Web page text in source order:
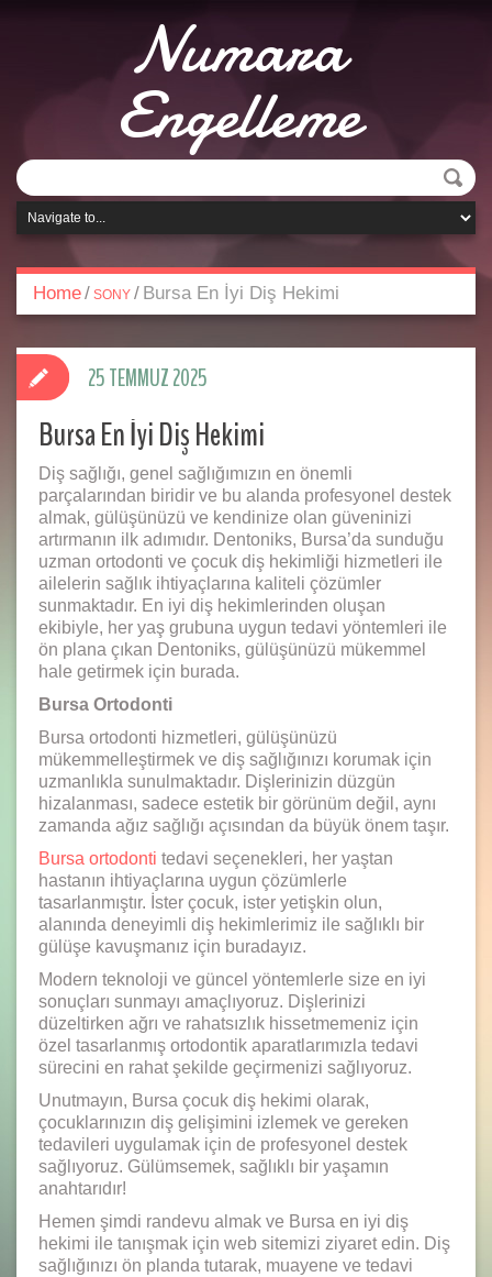
Numara
Engelleme
Home/ SONY / Bursa En İyi Diş Hekimi
Bursa En İyi Diş Hekimi
Diş sağlığı, genel sağlığımızın en önemli
parçalarından biridir ve bu alanda profesyonel destek
almak, gülüşünüzü ve kendinize olan güveninizi
artırmanın ilk adımıdır. Dentoniks, Bursa’da sunduğu
uzman ortodonti ve çocuk diş hekimliği hizmetleri ile
ailelerin sağlık ihtiyaçlarına kaliteli çözümler
sunmaktadır. En iyi diş hekimlerinden oluşan
ekibiyle, her yaş grubuna uygun tedavi yöntemleri ile
ön plana çıkan Dentoniks, gülüşünüzü mükemmel
hale getirmek için burada.
Bursa Ortodonti
Bursa ortodonti hizmetleri, gülüşünüzü
mükemmelleştirmek ve diş sağlığınızı korumak için
uzmanlıkla sunulmaktadır. Dişlerinizin düzgün
hizalanması, sadece estetik bir görünüm değil, aynı
zamanda ağız sağlığı açısından da büyük önem taşır.
Bursa ortodonti tedavi seçenekleri, her yaştan
hastanın ihtiyaçlarına uygun çözümlerle
tasarlanmıştır. İster çocuk, ister yetişkin olun,
alanında deneyimli diş hekimlerimiz ile sağlıklı bir
gülüşe kavuşmanız için buradayız.
Modern teknoloji ve güncel yöntemlerle size en iyi
sonuçları sunmayı amaçlıyoruz. Dişlerinizi
düzeltirken ağrı ve rahatsızlık hissetmemeniz için
özel tasarlanmış ortodontik aparatlarımızla tedavi
sürecini en rahat şekilde geçirmenizi sağlıyoruz.
Unutmayın, Bursa çocuk diş hekimi olarak,
çocuklarınızın diş gelişimini izlemek ve gereken
tedavileri uygulamak için de profesyonel destek
sağlıyoruz. Gülümsemek, sağlıklı bir yaşamın
anahtarıdır!
Hemen şimdi randevu almak ve Bursa en iyi diş
hekimi ile tanışmak için web sitemizi ziyaret edin. Diş
sağlığınızı ön planda tutarak, muayene ve tedavi
25 TEMMUZ 2025